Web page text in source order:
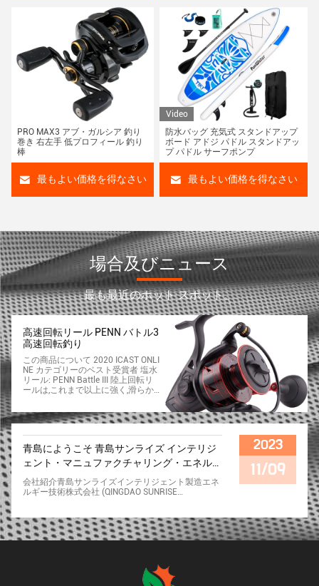
PRO MAX3 アブ・ガルシア 釣り
巻き 右左手 低プロフィール 釣り
棒
最もよい価格を得なさい
Video
防水バッグ 充気式 スタンドアップ
ボード アドジ パドル スタンドアッ
プ パドル サーフポンプ
最もよい価格を得なさい
場合及びニュース
最も最近のホット スポット。
高速回転リール PENN バトル3
高速回転釣り
この商品について 2020 ICAST ONLI
NE カテゴリーのベスト受賞者 塩水
リール: PENN Battle III 陸上回転リ
ールは,これまで以上に強く,滑らか
のボディとサイドプレートは 頑丈
イン容量リングを備えた. CNCギア
技術: 22 〜 56cmの速さで回転しま
す.2:1. 帯状の線をしっかりと固定
するためにスーパーラインスロール
を装備. モノ容量 Yd/lb: 275/2 13
5/4 105/6. 帯状容量 160/6 130/8 1
には5つのステンレス鋼のボールベ
アリングと1つのインスタント反逆
ベアリングが搭載されており,塩水
ト・ドラッグ・ドラッグ・システム
炭素繊維の洗浄機で 製造され 最大
青島にようこそ 青島サンライズ インテリジ
ェント・マニュファクチャリング・エネルギ
ー・テクノロジー株式会社
会社紹介青島サンライズインテリジェント製造エネ
ルギー技術株式会社 (QINGDAO SUNRISE
化した先入観企業である.我々は"よりグリーンな明
日のためのスマート製造"のミッションに専念してい
ます持続可能な開発と環境保全に貢献するために,エ
能性,グリーンエネルギーに中心ですテクノロジーと
インテリジェンスが統合されれば エネルギー分野が
2023
11/09